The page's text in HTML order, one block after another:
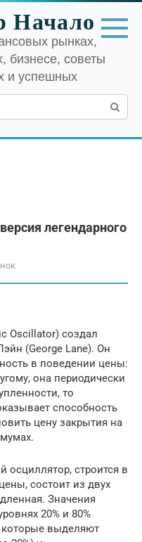
Начало
рынках,
бизнесе, советы
и успешных
легендарного
Oscillator) создал
(George Lane). Он
в поведении цены:
она периодически
то
способность
цену закрытия на
строится в
состоит из двух
Значения
20% и 80%
которые выделяют